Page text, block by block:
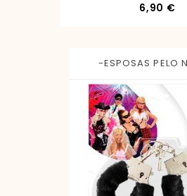
6,90 €
-ESPOSAS PELO